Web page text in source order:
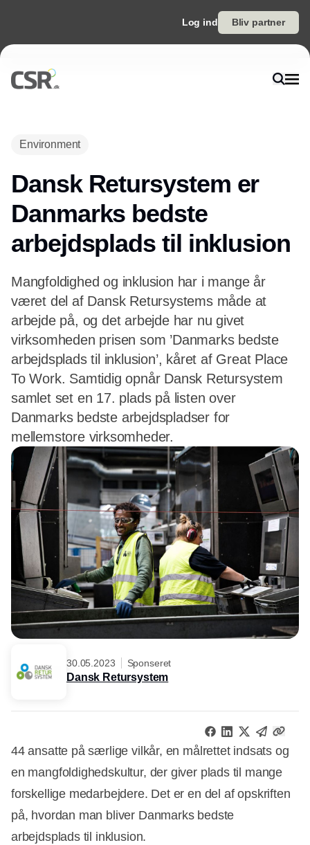
Log ind Bliv partner
Environment
Dansk Retursystem er
Danmarks bedste
arbejdsplads til inklusion
Mangfoldighed og inklusion har i mange år
været del af Dansk Retursystems måde at
arbejde på, og det arbejde har nu givet
virksomheden prisen som ’Danmarks bedste
arbejdsplads til inklusion’, kåret af Great Place
To Work. Samtidig opnår Dansk Retursystem
samlet set en 17. plads på listen over
Danmarks bedste arbejdspladser for
mellemstore virksomheder.
30.05.2023 Sponseret
Dansk Retursystem
44 ansatte på særlige vilkår, en målrettet indsats og
en mangfoldighedskultur, der giver plads til mange
forskellige medarbejdere. Det er en del af opskriften
på, hvordan man bliver Danmarks bedste
arbejdsplads til inklusion.